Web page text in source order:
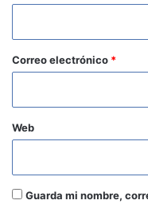
o
*
Correo electrónico *
Web
Guarda mi nombre,